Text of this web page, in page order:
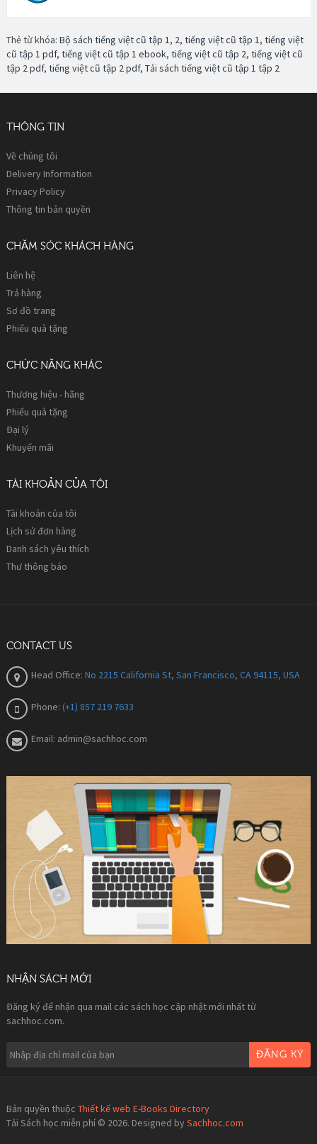
Thẻ từ khóa: Bộ sách tiếng việt cũ tập 1, 2, tiếng việt cũ tập 1, tiếng việt
cũ tập 1 pdf, tiếng việt cũ tập 1 ebook, tiếng việt cũ tập 2, tiếng việt cũ
tập 2 pdf, tiếng việt cũ tập 2 pdf, Tải sách tiếng việt cũ tập 1 tập 2
THÔNG TIN
Về chúng tôi
Delivery Information
Privacy Policy
Thông tin bản quyền
CHĂM SÓC KHÁCH HÀNG
Liên hệ
Trả hàng
Sơ đồ trang
Phiếu quà tặng
CHỨC NĂNG KHÁC
Thương hiệu - hãng
Phiếu quà tặng
Đại lý
Khuyến mãi
TÀI KHOẢN CỦA TÔI
Tài khoản của tôi
Lịch sử đơn hàng
Danh sách yêu thích
Thư thông báo
CONTACT US
Head Office: No 2215 California St, San Francisco, CA 94115, USA
Phone: (+1) 857 219 7633
Email: admin@sachhoc.com
NHẬN SÁCH MỚI
Đăng ký để nhận qua mail các sách học cập nhật mới nhất từ
sachhoc.com.
ĐĂNG KÝ
Bản quyền thuộc Thiết kế web E-Books Directory
Tải Sách học miễn phí © 2026. Designed by Sachhoc.com